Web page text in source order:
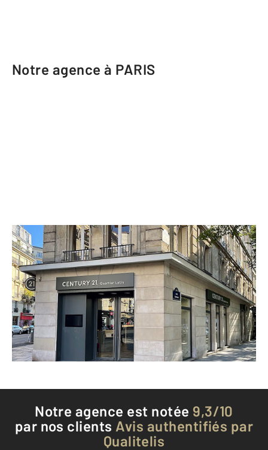
Notre agence à PARIS
CENTURY 21 Quartier Latin
106 rue Monge
PARIS - 75005
Envoyer un message
Téléphoner à l'agence
Notre agence est notée 9,3/10
par nos clients Avis authentifiés par
Qualitelis